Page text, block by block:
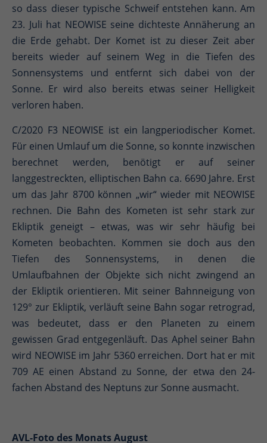
so dass dieser typische Schweif entstehen kann. Am
23. Juli hat NEOWISE seine dichteste Annäherung an
die Erde gehabt. Der Komet ist zu dieser Zeit aber
bereits wieder auf seinem Weg in die Tiefen des
Sonnensystems und entfernt sich dabei von der
Sonne. Er wird also bereits etwas seiner Helligkeit
verloren haben.
C/2020 F3 NEOWISE ist ein langperiodischer Komet.
Für einen Umlauf um die Sonne, so konnte inzwischen
berechnet werden, benötigt er auf seiner
langgestreckten, elliptischen Bahn ca. 6690 Jahre. Erst
um das Jahr 8700 können „wir“ wieder mit NEOWISE
rechnen. Die Bahn des Kometen ist sehr stark zur
Ekliptik geneigt – etwas, was wir sehr häufig bei
Kometen beobachten. Kommen sie doch aus den
Tiefen des Sonnensystems, in denen die
Umlaufbahnen der Objekte sich nicht zwingend an
der Ekliptik orientieren. Mit seiner Bahnneigung von
129° zur Ekliptik, verläuft seine Bahn sogar retrograd,
was bedeutet, dass er den Planeten zu einem
gewissen Grad entgegenläuft. Das Aphel seiner Bahn
wird NEOWISE im Jahr 5360 erreichen. Dort hat er mit
709 AE einen Abstand zu Sonne, der etwa den 24-
fachen Abstand des Neptuns zur Sonne ausmacht.
AVL-Foto des Monats August